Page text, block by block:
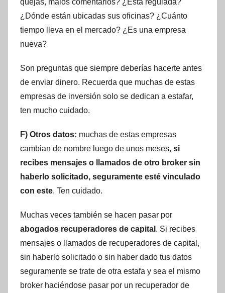
quejas, malos comentarios? ¿Está regulada?
¿Dónde están ubicadas sus oficinas? ¿Cuánto
tiempo lleva en el mercado? ¿Es una empresa
nueva?
Son preguntas que siempre deberías hacerte antes
de enviar dinero. Recuerda que muchas de estas
empresas de inversión solo se dedican a estafar,
ten mucho cuidado.
F) Otros datos: muchas de estas empresas
cambian de nombre luego de unos meses, si
recibes mensajes o llamados de otro broker sin
haberlo solicitado, seguramente esté vinculado
con este. Ten cuidado.
Muchas veces también se hacen pasar por
abogados recuperadores de capital . Si recibes
mensajes o llamados de recuperadores de capital,
sin haberlo solicitado o sin haber dado tus datos
seguramente se trate de otra estafa y sea el mismo
broker haciéndose pasar por un recuperador de